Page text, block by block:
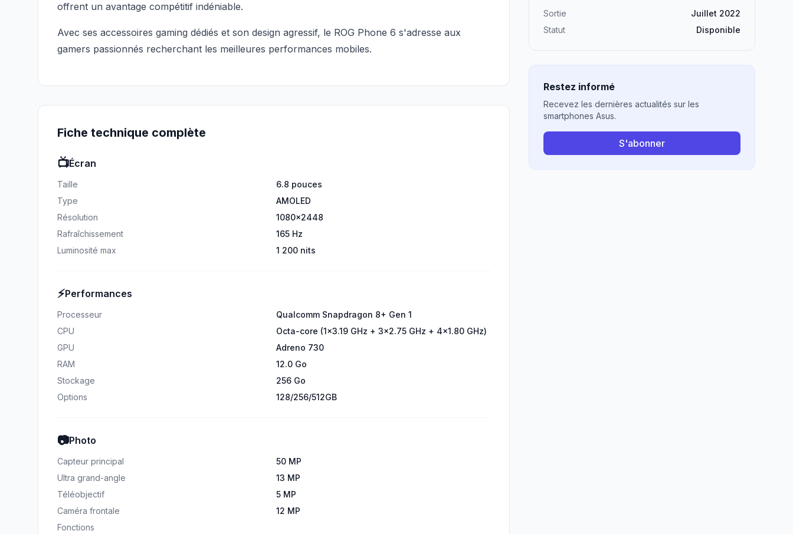
offrent un avantage compétitif indéniable.
Avec ses accessoires gaming dédiés et son design agressif, le ROG Phone 6 s'adresse aux
gamers passionnés recherchant les meilleures performances mobiles.
Fiche technique complète
📺Écran
Taille
6.8 pouces
Type
AMOLED
Résolution
1080x2448
Rafraîchissement
165 Hz
Luminosité max
1 200 nits
⚡Performances
Processeur
Qualcomm Snapdragon 8+ Gen 1
CPU
Octa-core (1x3.19 GHz + 3x2.75 GHz + 4x1.80 GHz)
GPU
Adreno 730
RAM
12.0 Go
Stockage
256 Go
Options
128/256/512GB
📷Photo
Capteur principal
50 MP
Ultra grand-angle
13 MP
Téléobjectif
5 MP
Caméra frontale
12 MP
Fonctions
Sortie
Juillet 2022
Statut
Disponible
Restez informé
Recevez les dernières actualités sur les
smartphones Asus.
S'abonner